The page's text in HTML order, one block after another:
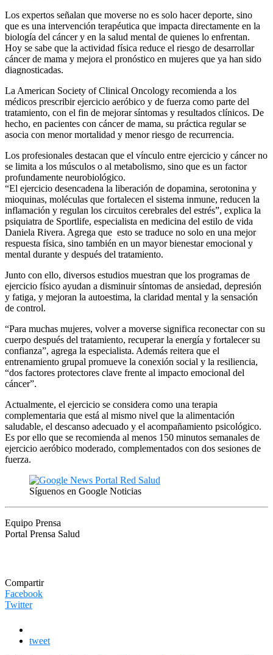
Los expertos señalan que moverse no es solo hacer deporte, sino
que es una intervención terapéutica que impacta directamente en la
biología del cáncer y en la salud mental de quienes lo enfrentan.
Hoy se sabe que la actividad física reduce el riesgo de desarrollar
cáncer de mama y mejora el pronóstico en mujeres que ya han sido
diagnosticadas.
La American Society of Clinical Oncology recomienda a los
médicos prescribir ejercicio aeróbico y de fuerza como parte del
tratamiento, con el fin de mejorar síntomas y resultados clínicos. De
hecho, en pacientes con cáncer de mama, su práctica regular se
asocia con menor mortalidad y menor riesgo de recurrencia.
Los profesionales destacan que el vínculo entre ejercicio y cáncer no
se limita a los músculos o al metabolismo, sino que es un factor
profundamente neurobiológico.
“El ejercicio desencadena la liberación de dopamina, serotonina y
mioquinas, moléculas que fortalecen el sistema inmune, reducen la
inflamación y regulan los circuitos cerebrales del estrés”, explica la
psiquiatra de Sportlife, especialista en medicina del estilo de vida
Daniela Rivera. Agrega que esto se traduce no solo en una mejor
respuesta física, sino también en un mayor bienestar emocional y
mental durante y después del tratamiento.
Junto con ello, diversos estudios muestran que los programas de
ejercicio físico ayudan a disminuir síntomas de ansiedad, depresión
y fatiga, y mejoran la autoestima, la claridad mental y la sensación
de control.
“Para muchas mujeres, volver a moverse significa reconectar con su
cuerpo después del tratamiento, recuperar la energía y fortalecer su
confianza”, agrega la especialista. Además reitera que el
entrenamiento grupal promueve la conexión social y la resiliencia,
“dos factores protectores clave frente al impacto emocional del
cáncer”.
Actualmente, el ejercicio se considera como una terapia
complementaria que está al mismo nivel que la alimentación
saludable, el descanso adecuado y el acompañamiento psicológico.
Es por ello que se recomienda al menos 150 minutos semanales de
ejercicio aeróbico moderado, complementados con dos sesiones de
fuerza.
Síguenos en Google Noticias
Equipo Prensa
Portal Prensa Salud
Compartir
Facebook
Twitter
tweet